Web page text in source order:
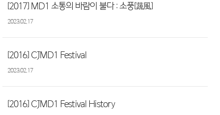
[2017] MD1 소통의 바람이 불다 : 소풍[蔬風]
2023.02.17
[2016] CJMD1 Festival
2023.02.17
[2016] CJMD1 Festival History